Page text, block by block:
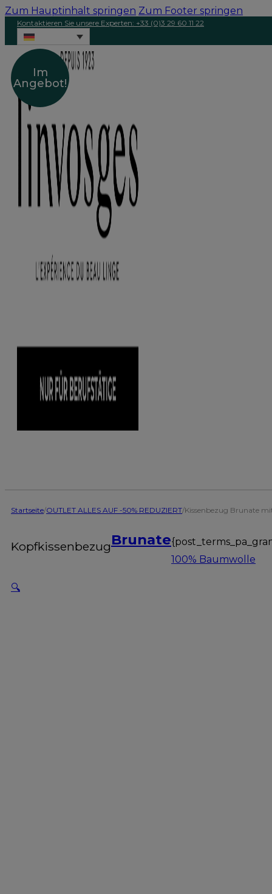
Zum Hauptinhalt springen Zum Footer springen
Kontaktieren Sie unsere Experten: +33 (0)3 29 60 11 22
Startseite/OUTLET ALLES AUF -50% REDUZIERT/Kissenbezug Brunate
KopfkissenbezugBrunate
100% Baumwolle
Im
Angebot!
🔍